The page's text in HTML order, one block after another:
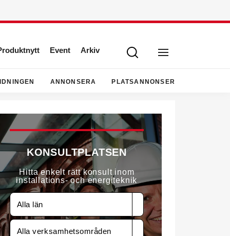
Event Arkiv
ANNONSERA PLATSANNONSER
KONSULTPLATSEN
Hitta enkelt rätt konsult inom
installations- och energiteknik
Alla län
Alla verksamhetsområden